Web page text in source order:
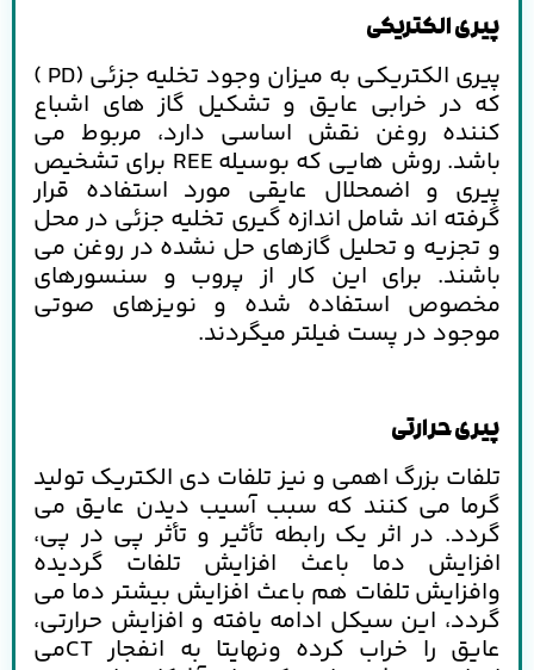
پیری الکتریکی
پیری الکتریکی به میزان وجود تخلیه جزئی (PD
)
که در خرابی عایق و تشکیل گاز های اشباع
کننده روغن نقش اساسی دارد، مربوط می
باشد. روش هایی که بوسیلهREE برای تشخیص
پیری و اضمحلال عایقی مورد استفاده قرار
گرفته اند شامل اندازه گیری تخلیه جزئی در محل
و تجزیه و تحلیل گازهای حل نشده در روغن می
باشند. برای این کار از پروب و سنسورهای
مخصوص استفاده شده و نویزهای صوتی
موجود در پست فیلتر میگردند.
پیری حرارتی
تلفات بزرگ اهمی و نیز تلفات دی الکتریک تولید
گرما می کنند که سبب آسیب دیدن عایق می
گردد. در اثر یک رابطه تأثیر و تأثر پی در پی،
افزایش دما باعث افزایش تلفات گردیده
وافزایش تلفات هم باعث افزایش بیشتر دما می
گردد، این سیکل ادامه یافته و افزایش حرارتی،
عایق را خراب کرده ونهایتا به انفجارCTمی